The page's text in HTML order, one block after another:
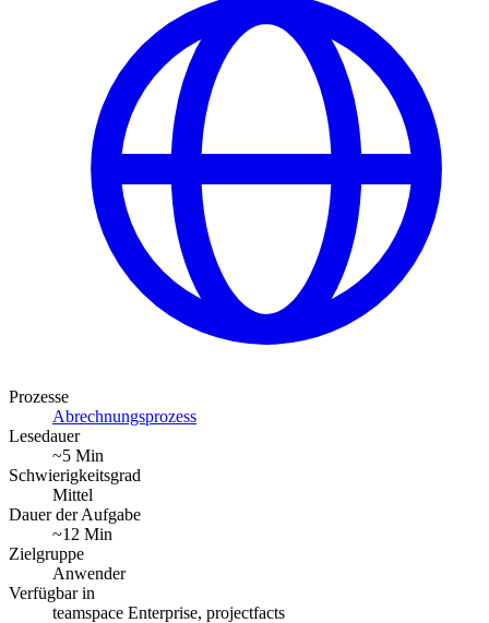
Prozesse
Abrechnungsprozess
Lesedauer
~5 Min
Schwierigkeitsgrad
Mittel
Dauer der Aufgabe
~12 Min
Zielgruppe
Anwender
Verfügbar in
teamspace Enterprise, projectfacts